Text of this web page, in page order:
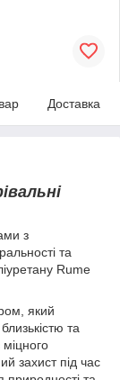
Доставка
з
та
Rume
який
та
захист під час